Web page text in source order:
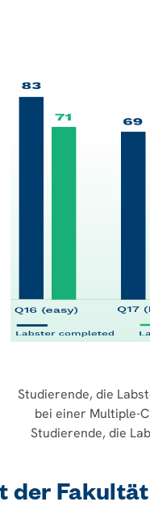
Studierende, die
bei einer Multiple-
Studierende, die
der Fakultät